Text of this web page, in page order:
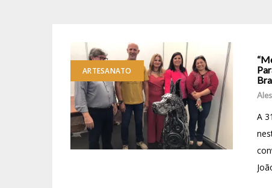
ARTESANATO
A